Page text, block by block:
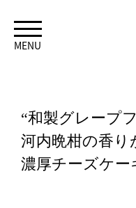
MENU
“和製グレープ
河内晩柑の香り
濃厚チーズケー